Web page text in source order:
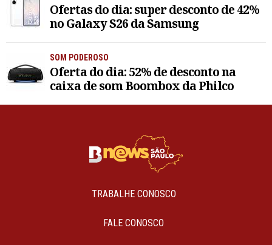
Ofertas do dia: super desconto de 42%
no Galaxy S26 da Samsung
SOM PODEROSO
Oferta do dia: 52% de desconto na
caixa de som Boombox da Philco
TRABALHE CONOSCO
FALE CONOSCO